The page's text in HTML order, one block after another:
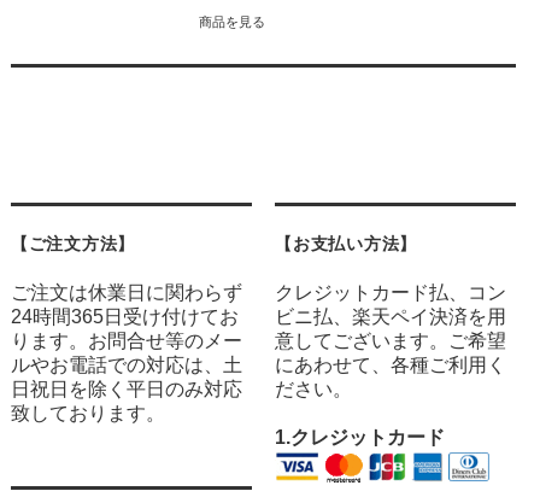
商品を見る
【ご注文方法】
ご注文は休業日に関わらず
24時間365日受け付けてお
ります。お問合せ等のメー
ルやお電話での対応は、土
日祝日を除く平日のみ対応
致しております。
【お支払い方法】
クレジットカード払、コン
ビニ払、楽天ペイ決済を用
意してございます。ご希望
にあわせて、各種ご利用く
ださい。
1.クレジットカード